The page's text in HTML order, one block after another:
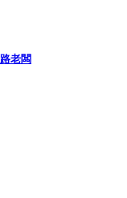
路老闆